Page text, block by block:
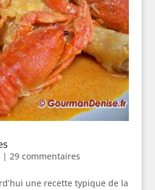
| 29 commentaires
une recette typique de la